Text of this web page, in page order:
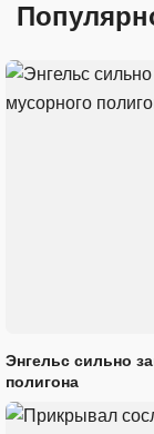
Энгельс сильно
полигона